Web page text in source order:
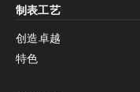
制表工艺
创造卓越
特色